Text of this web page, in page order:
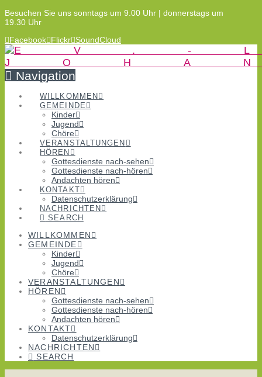
Besuchen Sie uns sonntags um 9.00 Uhr | donnerstags um
19.30 Uhr
Facebook Flickr SoundCloud
Navigation
WILLKOMMEN
GEMEINDE
Kinder
Jugend
Chöre
VERANSTALTUNGEN
HÖREN
Gottesdienste nach-sehen
Gottesdienste nach-hören
Andachten hören
KONTAKT
Datenschutzerklärung
NACHRICHTEN
SEARCH
WILLKOMMEN
GEMEINDE
Kinder
Jugend
Chöre
VERANSTALTUNGEN
HÖREN
Gottesdienste nach-sehen
Gottesdienste nach-hören
Andachten hören
KONTAKT
Datenschutzerklärung
NACHRICHTEN
SEARCH